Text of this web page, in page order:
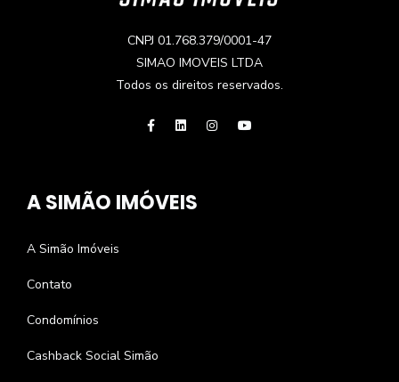
CNPJ 01.768.379/0001-47
SIMAO IMOVEIS LTDA
Todos os direitos reservados.
A SIMÃO IMÓVEIS
A Simão Imóveis
Contato
Condomínios
Cashback Social Simão